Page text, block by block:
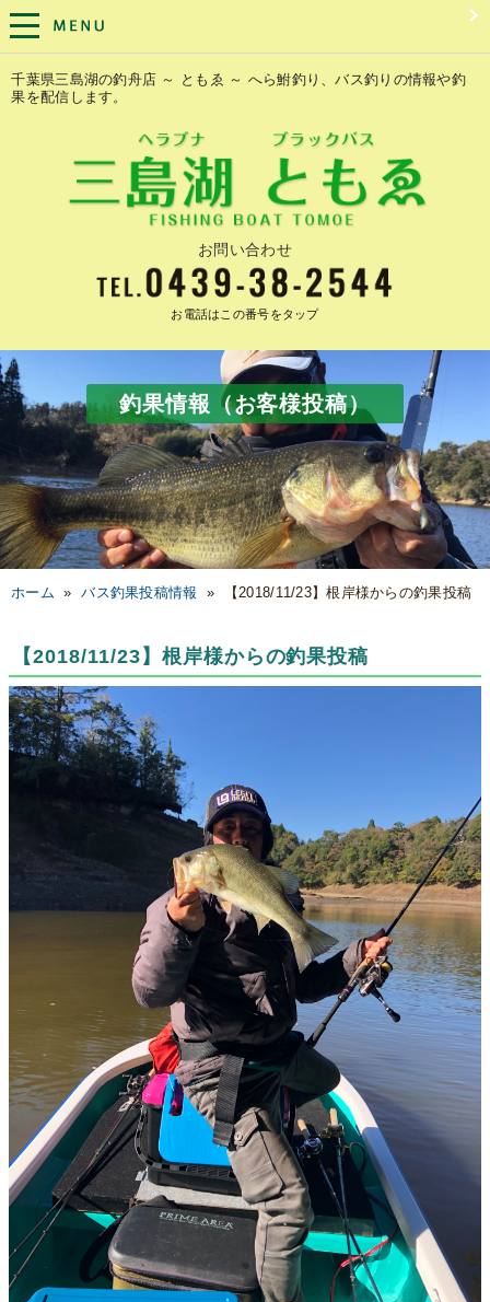
千葉県三島湖の釣舟店 ～ ともゑ ～ へら鮒釣り、バス釣りの情報や釣
果を配信します。
お問い合わせ
お電話はこの番号をタップ
釣果情報（お客様投稿）
ホーム »バス釣果投稿情報 » 【2018/11/23】根岸様からの釣果投稿
【2018/11/23】根岸様からの釣果投稿